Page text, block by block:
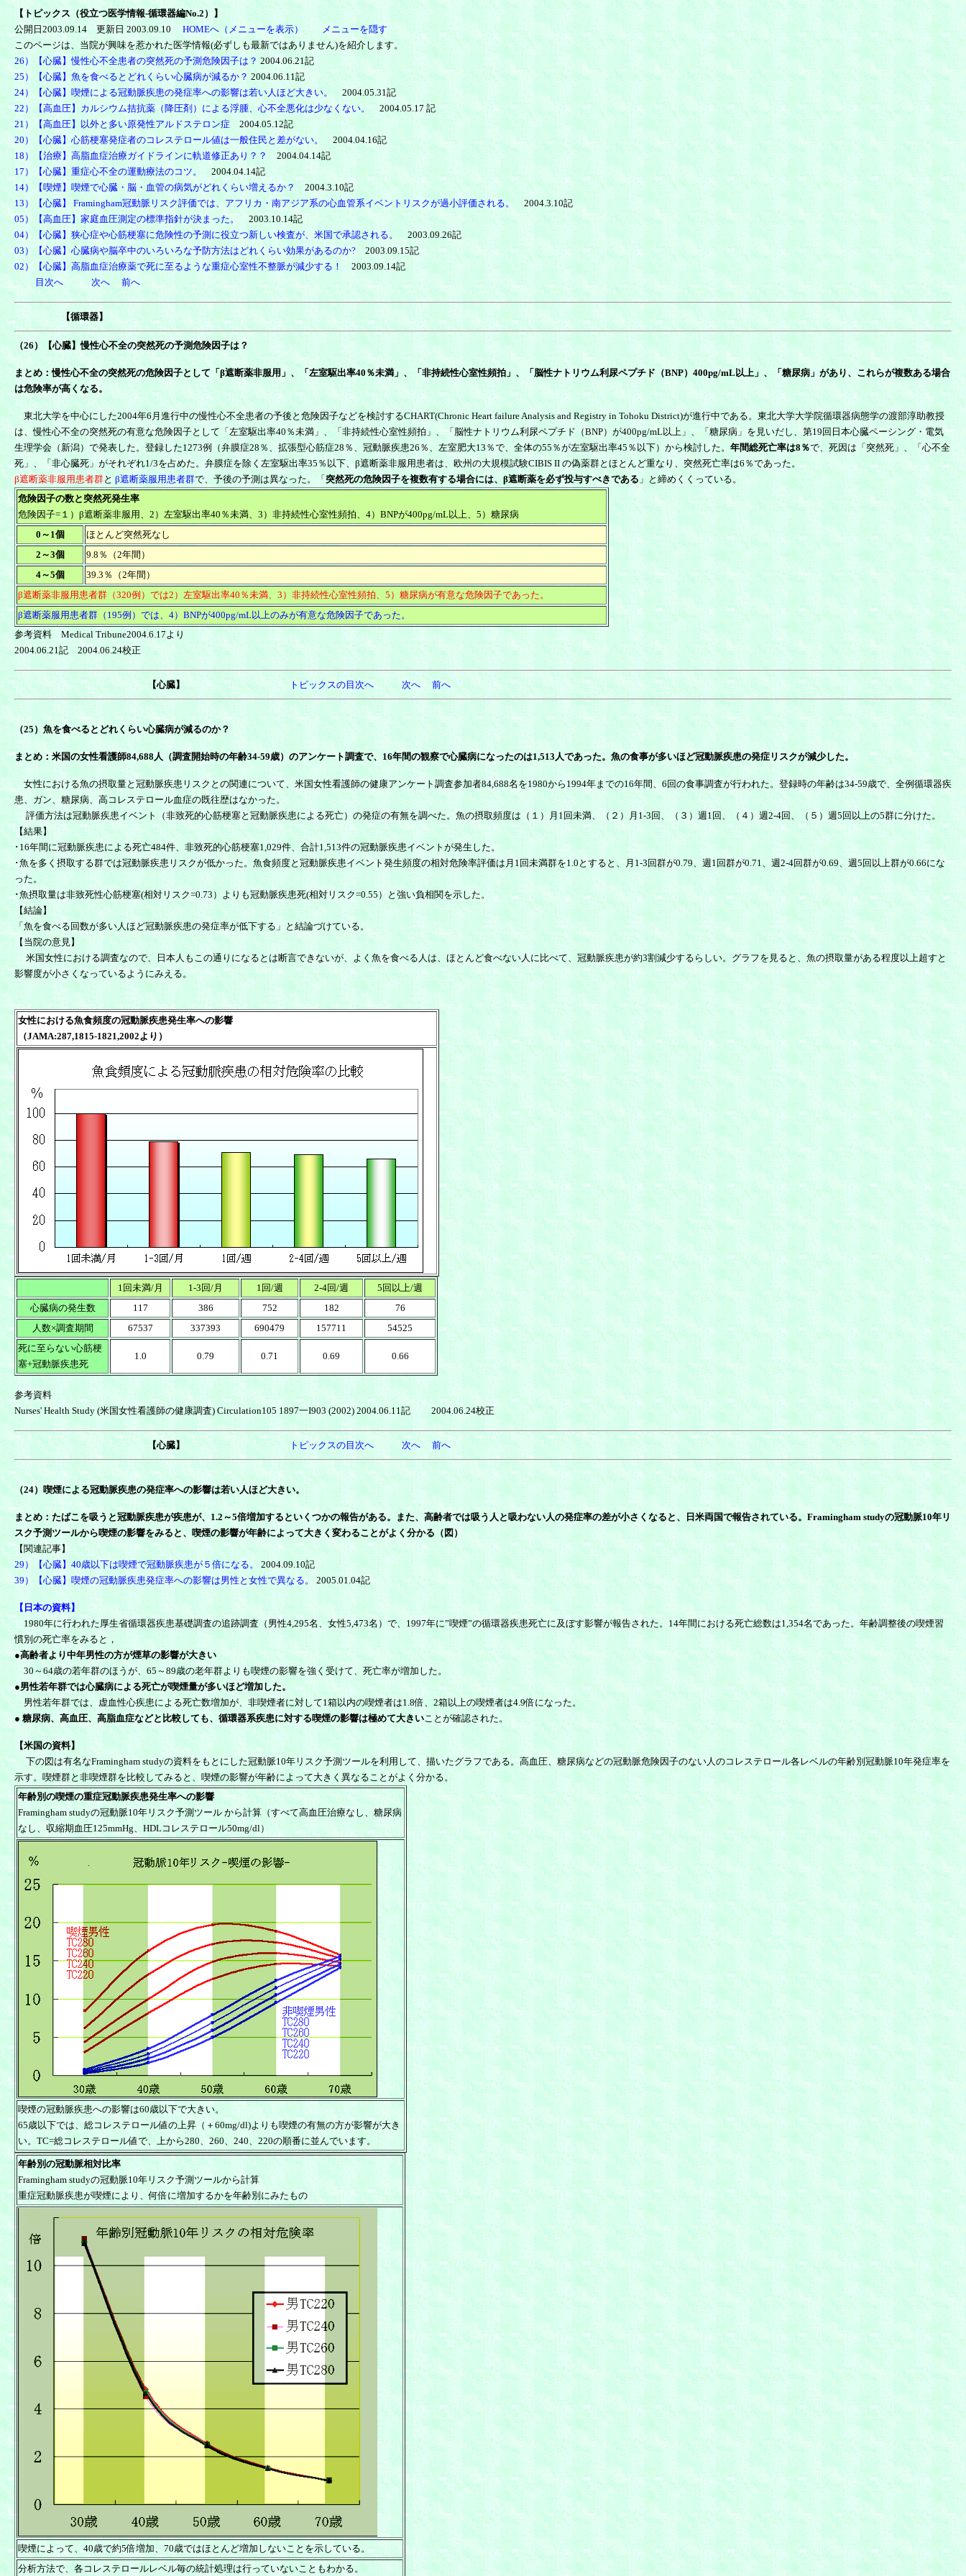
【トピックス（役立つ医学情報-循環器編No.2）】
公開日2003.09.14 更新日 2003.09.10 HOMEへ（メニューを表示）
メニューを隠す
このページは、当院が興味を惹かれた医学情報(必ずしも最新ではありません)を紹介します。
26）【心臓】慢性心不全患者の突然死の予測危険因子は？ 2004.06.21記
25）【心臓】魚を食べるとどれくらい心臓病が減るか？ 2004.06.11記
24）【心臓】喫煙による冠動脈疾患の発症率への影響は若い人ほど大きい。 2004.05.31記
22）【高血圧】カルシウム拮抗薬（降圧剤）による浮腫、心不全悪化は少なくない。2004.05.17 記
21）【高血圧】以外と多い原発性アルドステロン症 2004.05.12記
20）【心臓】心筋梗塞発症者のコレステロール値は一般住民と差がない。
2004.04.16記
18）【治療】高脂血症治療ガイドラインに軌道修正あり？？2004.04.14記
17）【心臓】重症心不全の運動療法のコツ。2004.04.14記
14）【喫煙】喫煙で心臓・脳・血管の病気がどれくらい増えるか？ 2004.3.10記
13）【心臓】 Framingham冠動脈リスク評価では、アフリカ・南アジア系の心血管系イベントリスクが過小評価される。2004.3.10記
05）【高血圧】家庭血圧測定の標準指針が決まった。2003.10.14記
04）【心臓】狭心症や心筋梗塞に危険性の予測に役立つ新しい検査が、米国で承認される。
2003.09.26記
03）【心臓】心臓病や脳卒中のいろいろな予防方法はどれくらい効果があるのか? 2003.09.15記
02）【心臓】高脂血症治療薬で死に至るような重症心室性不整脈が減少する！2003.09.14記
目次へ
次へ 前へ
【循環器】
（26）【心臓】慢性心不全の突然死の予測危険因子は？
まとめ：慢性心不全の突然死の危険因子として「β遮断薬非服用」、「左室駆出率40％未満」、「非持続性心室性頻拍」、「脳性ナトリウム利尿ペプチド（BNP）400pg/mL以上」、「糖尿病」があり、これらが複数ある場合
は危険率が高くなる。
東北大学を中心にした2004年6月進行中の慢性心不全患者の予後と危険因子などを検討するCHART(Chronic Heart failure Analysis and Registry in Tohoku District)が進行中である。東北大学大学院循環器病態学の渡部淳助教授
は、慢性心不全の突然死の有意な危険因子として「左室駆出率40％未満」、「非持続性心室性頻拍」、「脳性ナトリウム利尿ペプチド（BNP）が400pg/mL以上」、「糖尿病」を見いだし、第19回日本心臓ペーシング・電気
生理学会（新潟）で発表した。登録した1273例（弁膜症28％、拡張型心筋症28％、冠動脈疾患26％、左室肥大13％で、全体の55％が左室駆出率45％以下）から検討した。 年間総死亡率は8％で、死因は「突然死」、「心不全
死」、「非心臓死」がそれぞれ1/3を占めた。弁膜症を除く左室駆出率35％以下、β遮断薬非服用患者は、欧州の大規模試験CIBIS II の偽薬群とほとんど重なり、突然死亡率は6％であった。
β遮断薬非服用患者群とβ遮断薬服用患者群で、予後の予測は異なった。「 突然死の危険因子を複数有する場合には、β遮断薬を必ず投与すべきである 」と締めくくっている。
危険因子の数と突然死発生率
危険因子=１）β遮断薬非服用、2）左室駆出率40％未満、3）非持続性心室性頻拍、4）BNPが400pg/mL以上、5）糖尿病
0～1個
ほとんど突然死なし
2～3個
9.8％（2年間）
4～5個
39.3％（2年間）
β遮断薬非服用患者群（320例）では2）左室駆出率40％未満、3）非持続性心室性頻拍、5）糖尿病が有意な危険因子であった。
β遮断薬服用患者群（195例）では、4）BNPが400pg/mL以上のみが有意な危険因子であった。
参考資料 Medical Tribune2004.6.17より
2004.06.21記 2004.06.24校正
【心臓】 トピックスの目次へ 次へ 前へ
（25）魚を食べるとどれくらい心臓病が減るのか？
まとめ：米国の女性看護師84,688人（調査開始時の年齢34-59歳）のアンケート調査で、16年間の観察で心臓病になったのは1,513人であった。魚の食事が多いほど冠動脈疾患の発症リスクが減少した。
女性における魚の摂取量と冠動脈疾患リスクとの関連について、米国女性看護師の健康アンケート調査参加者84,688名を1980から1994年までの16年間、6回の食事調査が行われた。登録時の年齢は34-59歳で、全例循環器疾
患、ガン、糖尿病、高コレステロール血症の既往歴はなかった。
評価方法は冠動脈疾患イベント（非致死的心筋梗塞と冠動脈疾患による死亡）の発症の有無を調べた。魚の摂取頻度は（１）月1回未満、（２）月1-3回、（３）週1回、（４）週2-4回、（５）週5回以上の5群に分けた。
【結果】
･16年間に冠動脈疾患による死亡484件、非致死的心筋梗塞1,029件、合計1,513件の冠動脈疾患イベントが発生した。
･魚を多く摂取する群では冠動脈疾患リスクが低かった。魚食頻度と冠動脈疾患イベント発生頻度の相対危険率評価は月1回未満群を1.0とすると、月1-3回群が0.79、週1回群が0.71、週2-4回群が0.69、週5回以上群が0.66にな
った。
･魚摂取量は非致死性心筋梗塞(相対リスク=0.73）よりも冠動脈疾患死(相対リスク=0.55）と強い負相関を示した。
【結論】
「魚を食べる回数が多い人ほど冠動脈疾患の発症率が低下する」と結論づけている。
【当院の意見】
米国女性における調査なので、日本人もこの通りになるとは断言できないが、よく魚を食べる人は、ほとんど食べない人に比べて、冠動脈疾患が約3割減少するらしい。グラフを見ると、魚の摂取量がある程度以上超すと
影響度が小さくなっているようにみえる。
女性における魚食頻度の冠動脈疾患発生率への影響
（JAMA:287,1815-1821,2002より）
1回未満/月 1-3回/月 1回/週 2-4回/週
5回以上/週
心臓病の発生数
117 386 752 182
76
人数×調査期間
67537 337393 690479 157711
54525
死に至らない心筋梗
塞+冠動脈疾患死
1.0 0.79 0.71 0.69 0.66
参考資料
Nurses' Health Study (米国女性看護師の健康調査) Circulation105 1897一I903 (2002) 2004.06.11記 2004.06.24校正
【心臓】 トピックスの目次へ 次へ 前へ
（24）喫煙による冠動脈疾患の発症率への影響は若い人ほど大きい。
まとめ：たばこを吸うと冠動脈疾患が疾患が、1.2～5倍増加するといくつかの報告がある。また、高齢者では吸う人と吸わない人の発症率の差が小さくなると、日米両国で報告されている。Framingham studyの冠動脈10年リ
スク予測ツールから喫煙の影響をみると、喫煙の影響が年齢によって大きく変わることがよく分かる（図）
【関連記事】
29）【心臓】40歳以下は喫煙で冠動脈疾患が５倍になる。 2004.09.10記
39）【心臓】喫煙の冠動脈疾患発症率への影響は男性と女性で異なる。 2005.01.04記
【日本の資料】
1980年に行われた厚生省循環器疾患基礎調査の追跡調査（男性4,295名、女性5,473名）で、1997年に”喫煙”の循環器疾患死亡に及ぼす影響が報告された。14年間における死亡総数は1,354名であった。年齢調整後の喫煙習
慣別の死亡率をみると，
●高齢者より中年男性の方が煙草の影響が大きい
30～64歳の若年群のほうが、65～89歳の老年群よりも喫煙の影響を強く受けて、死亡率が増加した。
●男性若年群では心臓病による死亡が喫煙量が多いほど増加した。
男性若年群では、虚血性心疾患による死亡数増加が、非喫煙者に対して1箱以内の喫煙者は1.8倍、2箱以上の喫煙者は4.9倍になった。
● 糖尿病、高血圧、高脂血症などと比較しても、循環器系疾患に対する喫煙の影響は極めて大きいことが確認された。
【米国の資料】
下の図は有名なFramingham studyの資料をもとにした冠動脈10年リスク予測ツールを利用して、描いたグラフである。高血圧、糖尿病などの冠動脈危険因子のない人のコレステロール各レベルの年齢別冠動脈10年発症率を
示す。喫煙群と非喫煙群を比較してみると、喫煙の影響が年齢によって大きく異なることがよく分かる。
年齢別の喫煙の重症冠動脈疾患発生率への影響
Framingham studyの冠動脈10年リスク予測ツール から計算（すべて高血圧治療なし、糖尿病
なし、収縮期血圧125mmHg、HDLコレステロール50mg/dl）
喫煙の冠動脈疾患への影響は60歳以下で大きい。
65歳以下では、総コレステロール値の上昇（＋60mg/dl)よりも喫煙の有無の方が影響が大き
い。TC=総コレステロール値で、上から280、260、240、220の順番に並んでいます。
年齢別の冠動脈相対比率
Framingham studyの冠動脈10年リスク予測ツールから計算
重症冠動脈疾患が喫煙により、何倍に増加するかを年齢別にみたもの
喫煙によって、40歳で約5倍増加、70歳ではほとんど増加しないことを示している。
分析方法で、各コレステロールレベル毎の統計処理は行っていないこともわかる。